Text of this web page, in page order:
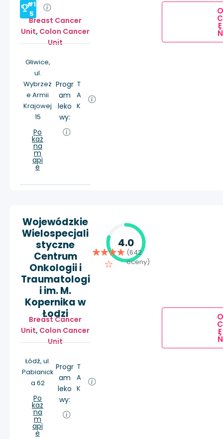
#1
5
Breast Cancer
Unit, Colon Cancer
Unit
Gliwice,
ul.
Wybrzeż
e Armii
Krajowej
15
Po
każ
na
m
api
e
Progr
am
leko
wy:
T
A
K
O
C
E
Ń
Wojewódzkie
Wielospecjali
styczne
Centrum
Onkologii i
Traumatologi
i im. M.
Kopernika w
Łodzi
Breast Cancer
Unit, Colon Cancer
Unit
Łódź, ul.
Pabianick
a 62
Po
każ
na
m
api
e
Progr
am
leko
wy:
T
A
K
4.0
(642
oceny)
O
C
E
Ń